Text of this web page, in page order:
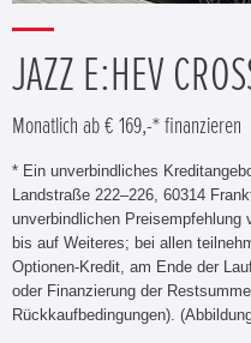
JAZZ E:HEV
Monatlich ab € 169,-* finanzieren
* Ein unverbindliches
Landstraße 222–226, 60314
unverbindlichen Preisempfehlung
bis auf Weiteres; bei allen
Optionen-Kredit, am Ende der
oder Finanzierung der
Rückkaufbedingungen).